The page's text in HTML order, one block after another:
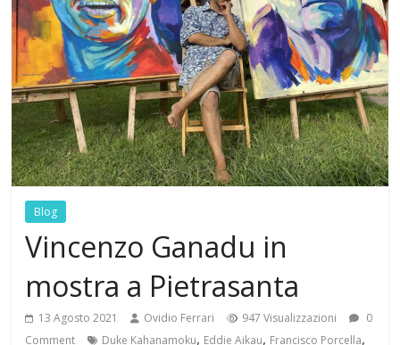
Blog
Vincenzo Ganadu in
mostra a Pietrasanta
13 Agosto 2021 Ovidio Ferrari 947 Visualizzazioni
0
Comment
Duke Kahanamoku, Eddie Aikau, Francisco Porcella,